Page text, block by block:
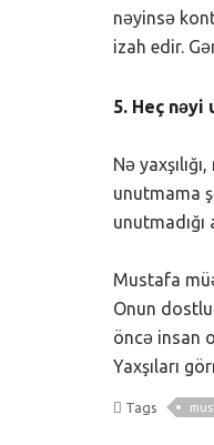
nəyinsə
izah edir.
5. Heç nəyi
Nə
unutmama
Mustafa
Onun
öncə insan
Yaxşıları
Tags